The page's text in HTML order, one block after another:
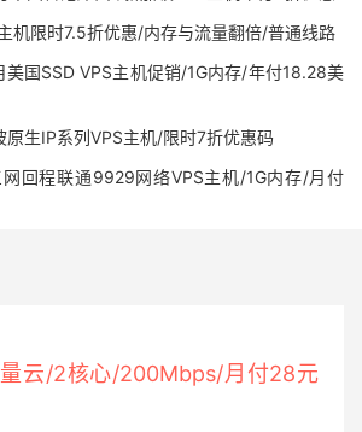
机限时7.5折优惠/内存与流量翻倍/普通线路
国SSD VPS主机促销/1G内存/年付18.28美
原生IP系列VPS主机/限时7折优惠码
回程联通9929网络VPS主机/1G内存/月付
云/2核心/200Mbps/月付28元